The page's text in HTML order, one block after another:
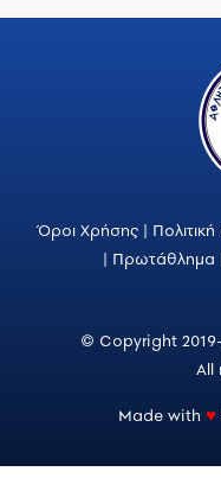
Όροι Χρήσης |
| Πρωτάθλημα
© Copyright
All
Made with ♥